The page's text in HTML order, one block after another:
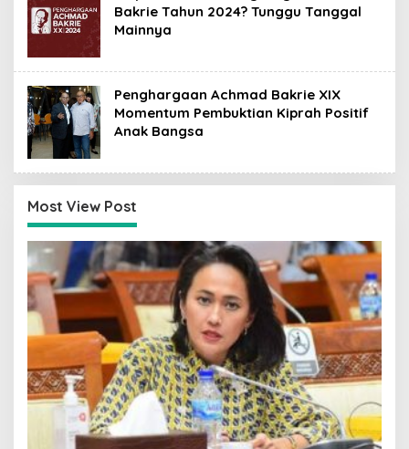
Bakrie Tahun 2024? Tunggu Tanggal
Mainnya
Penghargaan Achmad Bakrie XIX
Momentum Pembuktian Kiprah Positif
Anak Bangsa
Most View Post